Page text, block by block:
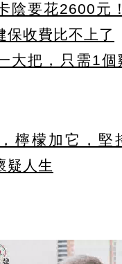
陰要花2600元
保收費比不上了
大把，只需1個
檸檬加它，堅
疑人生